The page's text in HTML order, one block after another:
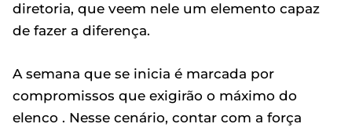
diretoria, que veem nele um elemento capaz
de fazer a diferença.
A semana que se inicia é marcada por
compromissos que exigirão o máximo do
elenco . Nesse cenário, contar com a força